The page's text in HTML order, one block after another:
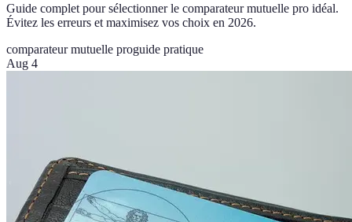
Guide complet pour sélectionner le comparateur mutuelle pro idéal.
Évitez les erreurs et maximisez vos choix en 2026.
comparateur mutuelle proguide pratique
Aug 4